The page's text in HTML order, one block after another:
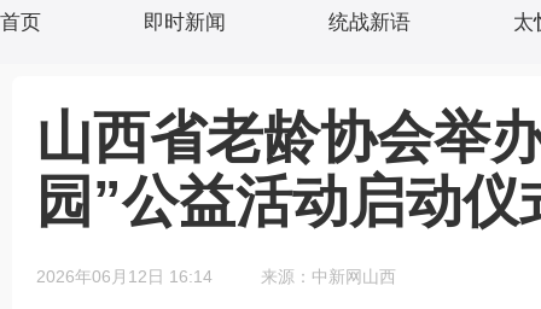
首页 即时新闻 统战新语 太
山西省老龄协会举
园”公益活动启动仪
2026年06月12日 16:14 来源：中新网山西